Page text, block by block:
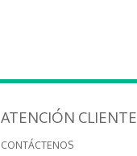
ATENCIÓN CLIENTE
CONTÁCTENOS